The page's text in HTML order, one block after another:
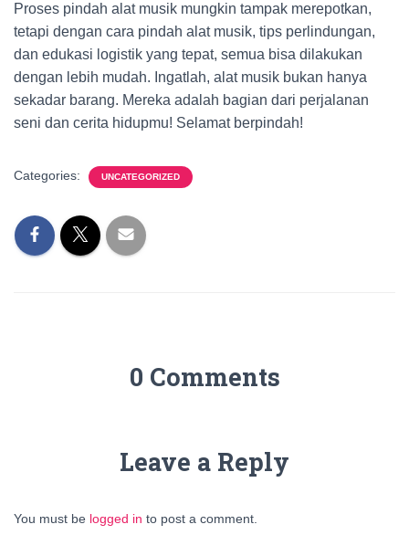
Proses pindah alat musik mungkin tampak merepotkan,
tetapi dengan cara pindah alat musik, tips perlindungan,
dan edukasi logistik yang tepat, semua bisa dilakukan
dengan lebih mudah. Ingatlah, alat musik bukan hanya
sekadar barang. Mereka adalah bagian dari perjalanan
seni dan cerita hidupmu! Selamat berpindah!
Categories: UNCATEGORIZED
0 Comments
Leave a Reply
You must be logged in to post a comment.